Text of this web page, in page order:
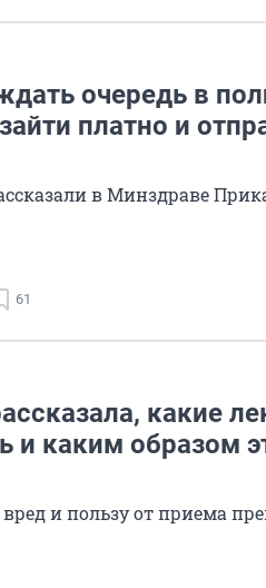
очередь в
платно и
в Минздраве
61
какие
и каким образом
и пользу от приема